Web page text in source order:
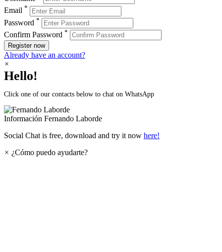
Email *
Password *
Confirm Password *
Register now
Already have an account?
×
Hello!
Click one of our contacts below to chat on WhatsApp
Información Fernando Laborde
Social Chat is free, download and try it now here!
× ¿Cómo puedo ayudarte?